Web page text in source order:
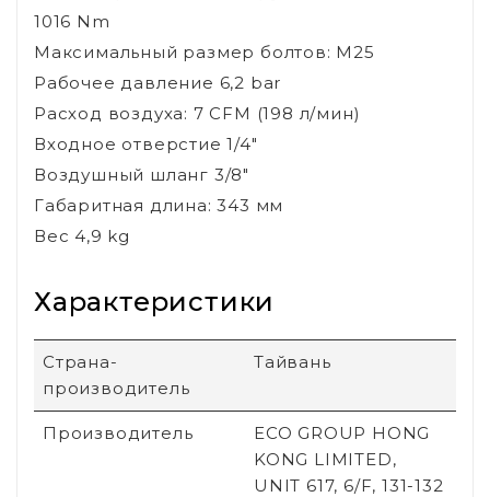
1016 Nm
Максимальный размер болтов: М25
Рабочее давление 6,2 bar
Расход воздуха: 7 CFM (198 л/мин)
Входное отверстие 1/4"
Воздушный шланг 3/8"
Габаритная длина: 343 мм
Вес 4,9 kg
Характеристики
Страна-
производитель
Тайвань
Производитель
ECO GROUP HONG
KONG LIMITED,
UNIT 617, 6/F, 131-132